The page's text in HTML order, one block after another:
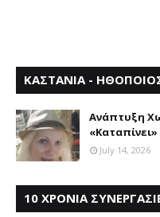
ΚΑΣΤΑΝΙΑ -
Aνάπτυξη
July 14, 2026
10 ΧΡΟΝΙΑ